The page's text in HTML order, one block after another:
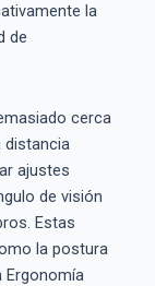
la
de
cerca
distancia
ajustes
de visión
Estas
la postura
Ergonomía